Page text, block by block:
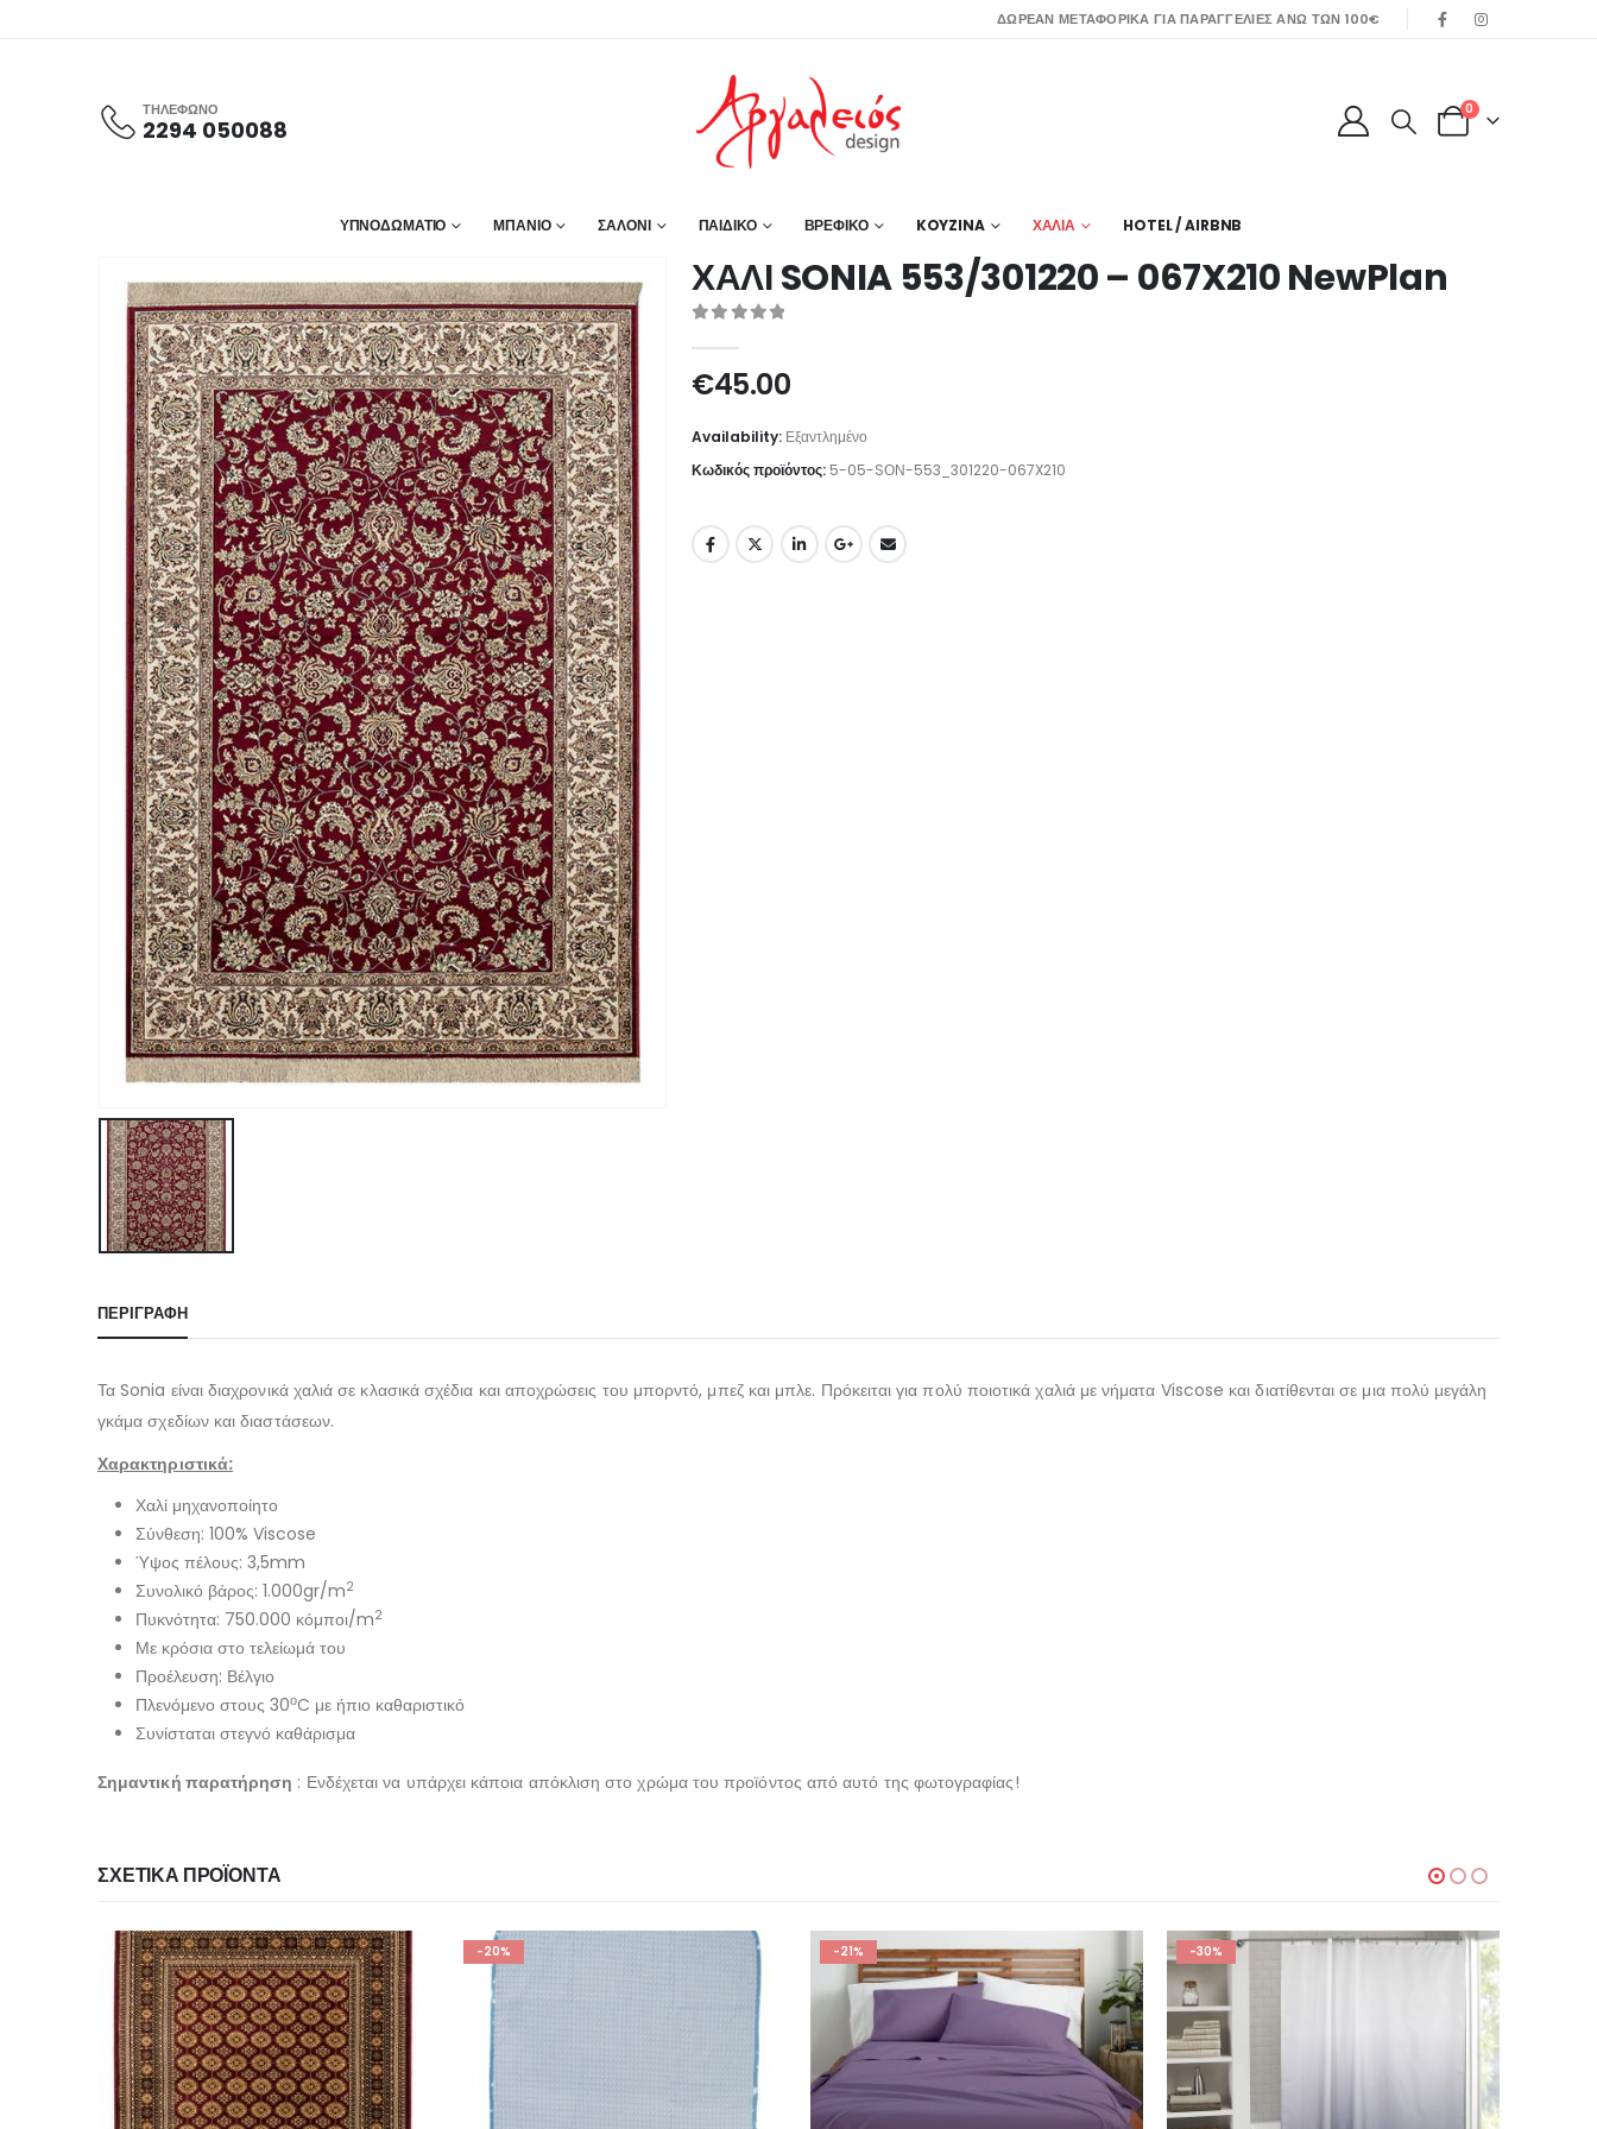
ΔΩΡΕΑΝ ΜΕΤΑΦΟΡΙΚΑ ΓΙΑ ΠΑΡΑΓΓΕΛΙΕΣ ΑΝΩ ΤΩΝ 100€
ΤΗΛΕΦΩΝΟ
2294 050088
0
ΥΠΝΟΔΩΜΑΤΙΟ ΜΠΑΝΙΟ ΣΑΛΟΝΙ ΠΑΙΔΙΚΟ ΒΡΕΦΙΚΟ KOYZINA ΧΑΛΙΑ HOTEL / AIRBNB
ΧΑΛΙ SONIA 553/301220 – 067X210 NewPlan
€45.00
Availability: Εξαντλημένο
Κωδικός προϊόντος: 5-05-SΟΝ-553_301220-067X210
ΠΕΡΙΓΡΑΦΉ
Τα Sonia είναι διαχρονικά χαλιά σε κλασικά σχέδια και αποχρώσεις του μπορντό, μπεζ και μπλε. Πρόκειται για πολύ ποιοτικά χαλιά με νήματα Viscose και διατίθενται σε μια πολύ μεγάλη
γκάμα σχεδίων και διαστάσεων.
Χαρακτηριστικά:
Χαλί μηχανοποίητο
Σύνθεση: 100% Viscose
Ύψος πέλους: 3,5mm
Συνολικό βάρος: 1.000gr/m2
Πυκνότητα: 750.000 κόμποι/m2
Με κρόσια στο τελείωμά του
Προέλευση: Βέλγιο
Πλενόμενο στους 30οC με ήπιο καθαριστικό
Συνίσταται στεγνό καθάρισμα
Σημαντική παρατήρηση : Ενδέχεται να υπάρχει κάποια απόκλιση στο χρώμα του προϊόντος από αυτό της φωτογραφίας!
ΣΧΕΤΙΚΆ ΠΡΟΪΌΝΤΑ
-20% -21% -30% -30%